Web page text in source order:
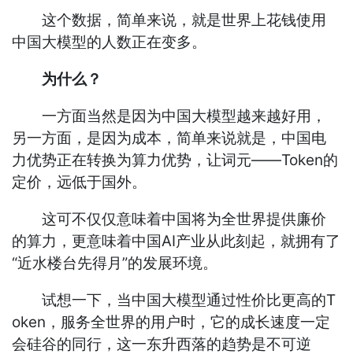
这个数据，简单来说，就是世界上花钱使用
中国大模型的人数正在变多。
为什么？
一方面当然是因为中国大模型越来越好用，
另一方面，是因为成本，简单来说就是，中国电
力优势正在转换为算力优势，让词元——Token的
定价，远低于国外。
这可不仅仅意味着中国将为全世界提供廉价
的算力，更意味着中国AI产业从此刻起，就拥有了
“近水楼台先得月”的发展环境。
试想一下，当中国大模型通过性价比更高的T
oken，服务全世界的用户时，它的成长速度一定
会硅谷的同行，这一东升西落的趋势是不可逆